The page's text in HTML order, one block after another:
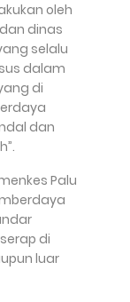
oleh
dinas
selalu
dalam
di
dan
Palu
di
luar